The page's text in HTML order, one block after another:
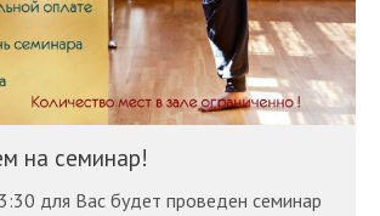
на семинар!
для Вас будет проведен семинар